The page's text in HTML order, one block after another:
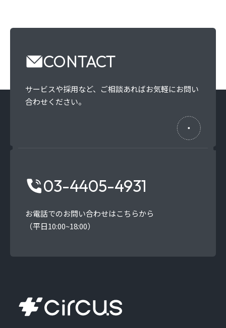
CONTACT
サービスや採用など、 ご相談あればお気軽にお問い
合わせください。
03-4405-4931
お電話でのお問い合わせはこちらから
（平日10:00~18:00）